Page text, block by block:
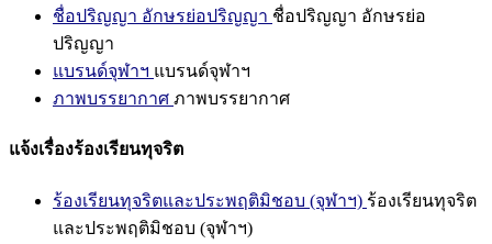
ชื่อปริญญา อักษรย่อปริญญา ชื่อปริญญา อักษรย่อ
ปริญญา
แบรนด์จุฬาฯ แบรนด์จุฬาฯ
ภาพบรรยากาศ ภาพบรรยากาศ
แจ้งเรื่องร้องเรียนทุจริต
ร้องเรียนทุจริตและประพฤติมิชอบ (จุฬาฯ) ร้องเรียนทุจริต
และประพฤติมิชอบ (จุฬาฯ)